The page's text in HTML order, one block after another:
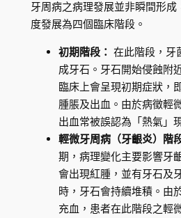
牙周病之病理發展並非瞬間形
度發展為四個臨床階段。
初期階段： 在此階段，牙
成牙石。牙石開始侵蝕附
臨床上會呈現初期症狀，
腫脹及出血。由於病徵輕
出血常被誤認為「熱氣」
輕微牙周病（牙齦炎）階
期，病理變化主要影響牙
會出現紅腫，並有牙石及
時，牙石會持續堆積。由
充血，患者在此階段之輕